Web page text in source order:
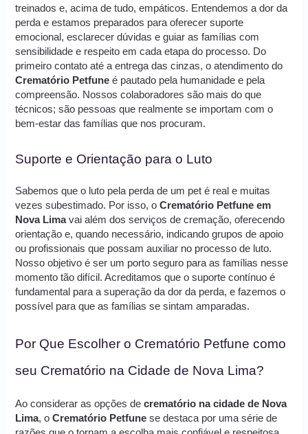
treinados e, acima de tudo, empáticos. Entendemos a dor da
perda e estamos preparados para oferecer suporte
emocional, esclarecer dúvidas e guiar as famílias com
sensibilidade e respeito em cada etapa do processo. Do
primeiro contato até a entrega das cinzas, o atendimento do
Crematório Petfune é pautado pela humanidade e pela
compreensão. Nossos colaboradores são mais do que
técnicos; são pessoas que realmente se importam com o
bem-estar das famílias que nos procuram.
Suporte e Orientação para o Luto
Sabemos que o luto pela perda de um pet é real e muitas
vezes subestimado. Por isso, oCrematório Petfune em
Nova Limavai além dos serviços de cremação, oferecendo
orientação e, quando necessário, indicando grupos de apoio
ou profissionais que possam auxiliar no processo de luto.
Nosso objetivo é ser um porto seguro para as famílias nesse
momento tão difícil. Acreditamos que o suporte contínuo é
fundamental para a superação da dor da perda, e fazemos o
possível para que as famílias se sintam amparadas.
Por Que Escolher o Crematório Petfune como
seu Crematório na Cidade de Nova Lima?
Ao considerar as opções decrematório na cidade de Nova
Lima, oCrematório Petfune se destaca por uma série de